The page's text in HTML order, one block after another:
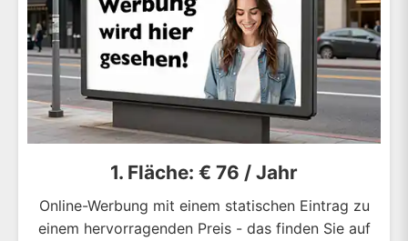
1. Fläche: € 76 / Jahr
Online-Werbung mit einem statischen Eintrag zu
einem hervorragenden Preis - das finden Sie auf